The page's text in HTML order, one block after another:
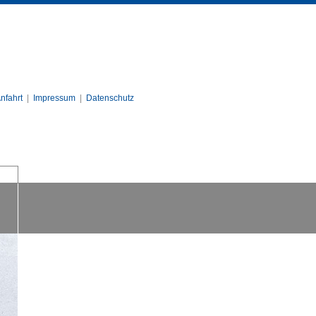
| Impressum Datenschutz